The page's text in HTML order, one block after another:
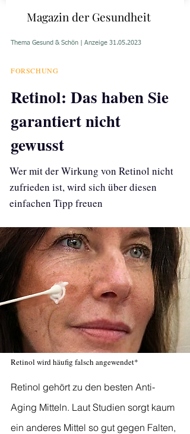
Magazin der Gesundheit
Thema Gesund & Schön | Anzeige 31.05.2023
FORSCHUNG​
Retinol: Das haben Sie
garantiert nicht
gewusst
Wer mit der Wirkung von Retinol nicht
zufrieden ist, wird sich über diesen
einfachen Tipp freuen
Retinol wird häufig falsch angewendet*
Retinol gehört zu den besten Anti-
Aging Mitteln. Laut Studien sorgt kaum
ein anderes Mittel so gut gegen Falten,